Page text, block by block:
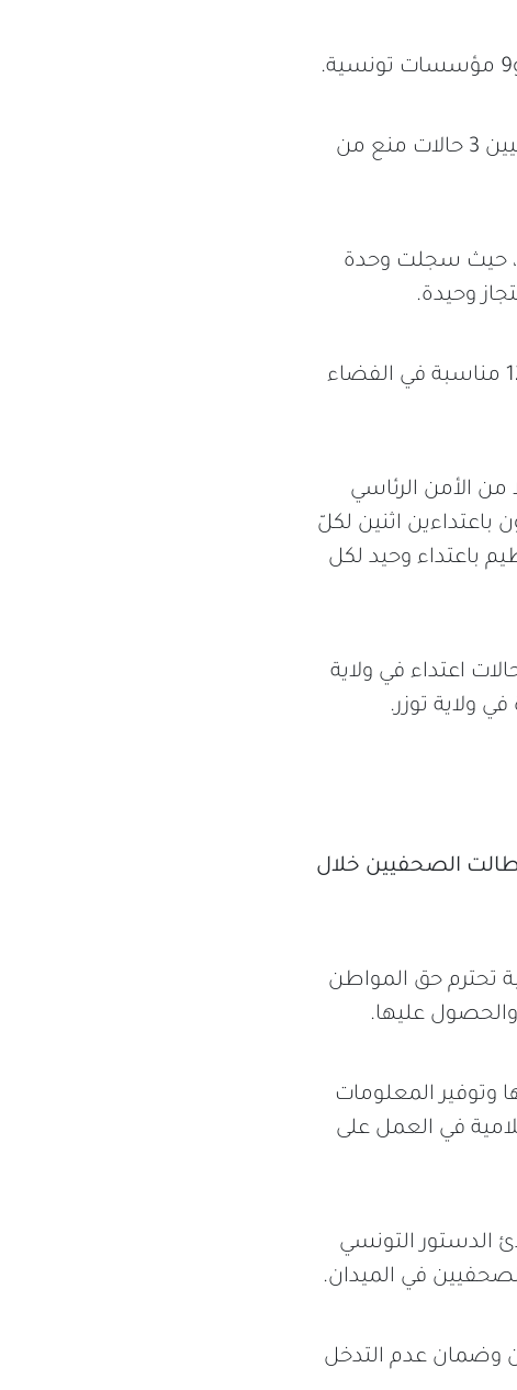
وسجّلت الوحدة خلال شهر ديسمبر 2019 ، 8 حالات هرسلة ضدّ الصحفيين 3 حالات منع من
حيث سجلت وحدة
وحيدة.
وقد وقعت الاعتداءات الأربع عشر في 2 مناسبات في الفضاء الرقمي و12 مناسبة في الفضاء
المعتدين على الصحفيين خلال شهر ديسمبر 2019 كلا من الأمن الرئاسي
اثنين لكلّ
باعتداء وحيد لكل
خارطة الاعتداءات بين عدة ولايات، حيث سجلت وحدة الرصد 9 حالات اعتداء في ولاية
طالت الصحفيين خلال
تحترم حق المواطن
عليها.
وتوفير المعلومات
في العمل على
الدستور التونسي
في الميدان.
وضمان عدم التدخل